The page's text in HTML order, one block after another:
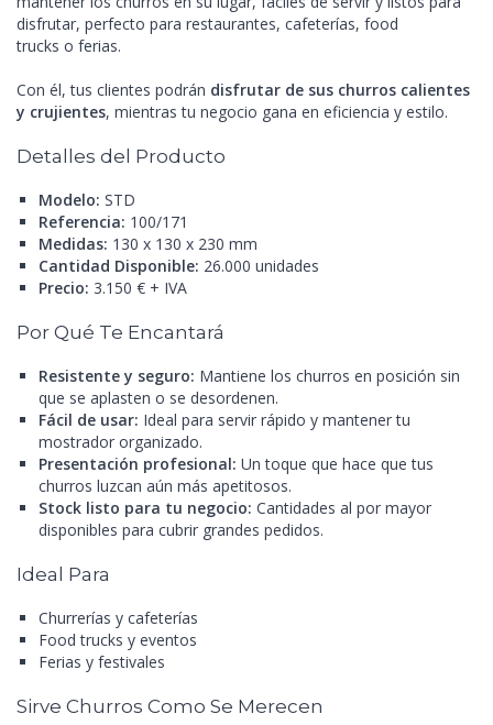
disfrutar, perfecto para restaurantes, cafeterías, food
trucks o ferias.
Con él, tus clientes podrán disfrutar de sus churros calientes
y crujientes, mientras tu negocio gana en eficiencia y estilo.
Detalles del Producto
Modelo: STD
Referencia: 100/171
Medidas: 130 x 130 x 230 mm
Cantidad Disponible: 26.000 unidades
Precio: 3.150 € + IVA
Por Qué Te Encantará
Resistente y seguro: Mantiene los churros en posición sin
que se aplasten o se desordenen.
Fácil de usar: Ideal para servir rápido y mantener tu
mostrador organizado.
Presentación profesional: Un toque que hace que tus
churros luzcan aún más apetitosos.
Stock listo para tu negocio: Cantidades al por mayor
disponibles para cubrir grandes pedidos.
Ideal Para
Churrerías y cafeterías
Food trucks y eventos
Ferias y festivales
Sirve Churros Como Se Merecen